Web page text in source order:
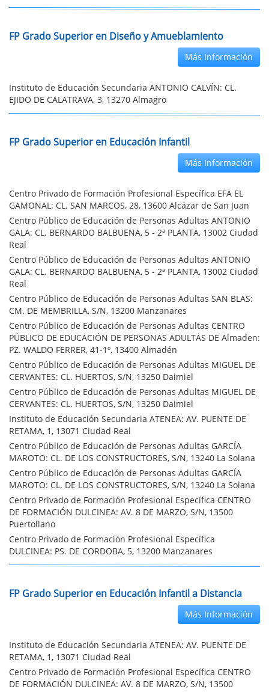
FP Grado Superior en Diseño y Amueblamiento
Más Información
Instituto de Educación Secundaria ANTONIO CALVÍN: CL.
EJIDO DE CALATRAVA, 3, 13270 Almagro
FP Grado Superior en Educación Infantil
Más Información
Centro Privado de Formación Profesional Específica EFA EL
GAMONAL: CL. SAN MARCOS, 28, 13600 Alcázar de San Juan
Centro Público de Educación de Personas Adultas ANTONIO
GALA: CL. BERNARDO BALBUENA, 5 - 2ª PLANTA, 13002 Ciudad
Real
Centro Público de Educación de Personas Adultas ANTONIO
GALA: CL. BERNARDO BALBUENA, 5 - 2ª PLANTA, 13002 Ciudad
Real
Centro Público de Educación de Personas Adultas SAN BLAS:
CM. DE MEMBRILLA, S/N, 13200 Manzanares
Centro Público de Educación de Personas Adultas CENTRO
PÚBLICO DE EDUCACIÓN DE PERSONAS ADULTAS DE Almaden:
PZ. WALDO FERRER, 41-1º, 13400 Almadén
Centro Público de Educación de Personas Adultas MIGUEL DE
CERVANTES: CL. HUERTOS, S/N, 13250 Daimiel
Centro Público de Educación de Personas Adultas MIGUEL DE
CERVANTES: CL. HUERTOS, S/N, 13250 Daimiel
Instituto de Educación Secundaria ATENEA: AV. PUENTE DE
RETAMA, 1, 13071 Ciudad Real
Centro Público de Educación de Personas Adultas GARCÍA
MAROTO: CL. DE LOS CONSTRUCTORES, S/N, 13240 La Solana
Centro Público de Educación de Personas Adultas GARCÍA
MAROTO: CL. DE LOS CONSTRUCTORES, S/N, 13240 La Solana
Centro Privado de Formación Profesional Específica CENTRO
DE FORMACIÓN DULCINEA: AV. 8 DE MARZO, S/N, 13500
Puertollano
Centro Privado de Formación Profesional Específica
DULCINEA: PS. DE CORDOBA, 5, 13200 Manzanares
FP Grado Superior en Educación Infantil a Distancia
Más Información
Instituto de Educación Secundaria ATENEA: AV. PUENTE DE
RETAMA, 1, 13071 Ciudad Real
Centro Privado de Formación Profesional Específica CENTRO
DE FORMACIÓN DULCINEA: AV. 8 DE MARZO, S/N, 13500